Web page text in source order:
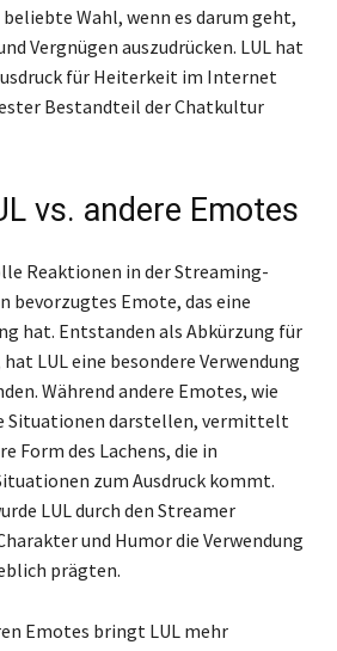
Wahl, wenn es darum geht,
Vergnügen auszudrücken. LUL hat
für Heiterkeit im Internet
Bestandteil der Chatkultur
vs. andere Emotes
Reaktionen in der Streaming-
bevorzugtes Emote, das eine
hat. Entstanden als Abkürzung für
LUL eine besondere Verwendung
Während andere Emotes, wie
Situationen darstellen, vermittelt
Form des Lachens, die in
zum Ausdruck kommt.
LUL durch den Streamer
und Humor die Verwendung
prägten.
Emotes bringt LUL mehr